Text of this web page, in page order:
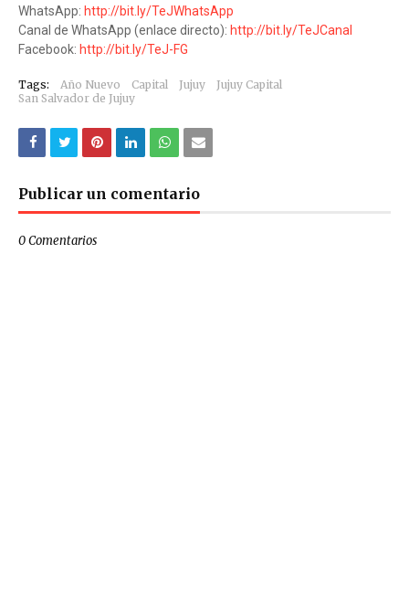
WhatsApp: http://bit.ly/TeJWhatsApp
Canal de WhatsApp (enlace directo): http://bit.ly/TeJCanal
Facebook: http://bit.ly/TeJ-FG
Tags: Año Nuevo Capital Jujuy
Jujuy Capital
San Salvador de Jujuy
Publicar un comentario
0 Comentarios